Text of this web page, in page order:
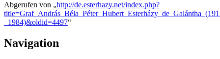
Abgerufen von „http://de.esterhazy.net/index.php?
_1984)&oldid=4497“
Navigation